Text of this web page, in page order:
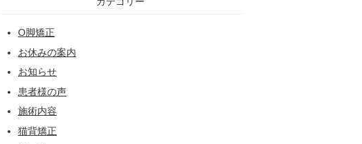
O脚矯正
お休みの案内
お知らせ
患者様の声
施術内容
猫背矯正